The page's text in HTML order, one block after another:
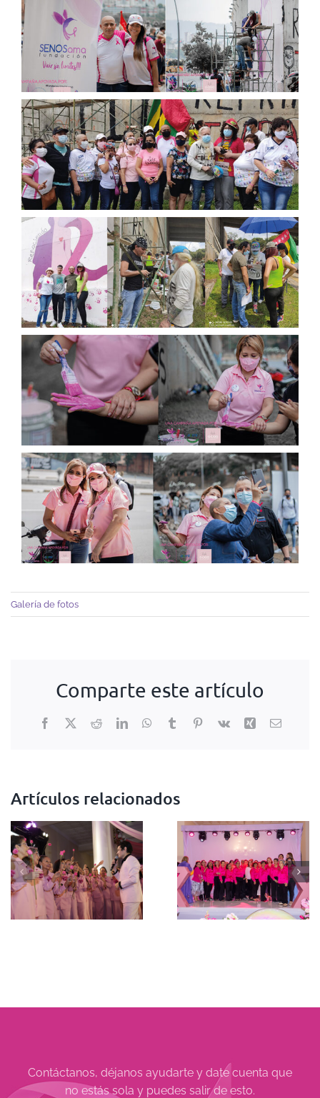
Galería de fotos
Comparte este artículo
Facebook
X RedditLinkedInWhatsApp
TumblrPinterest
Vk Xing Correo
Artículos relacionados
Cena Rosa
2024
Fundación
SENOSama
Amor por
la Vida
2023 –
Contáctanos, déjanos ayudarte y date cuenta que
no estás sola y puedes salir de esto.